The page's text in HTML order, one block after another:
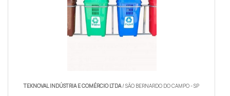
TEKNOVAL INDÚSTRIA E COMÉRCIO LTDA/ SÃO BERNARDO DO CAMPO - SP